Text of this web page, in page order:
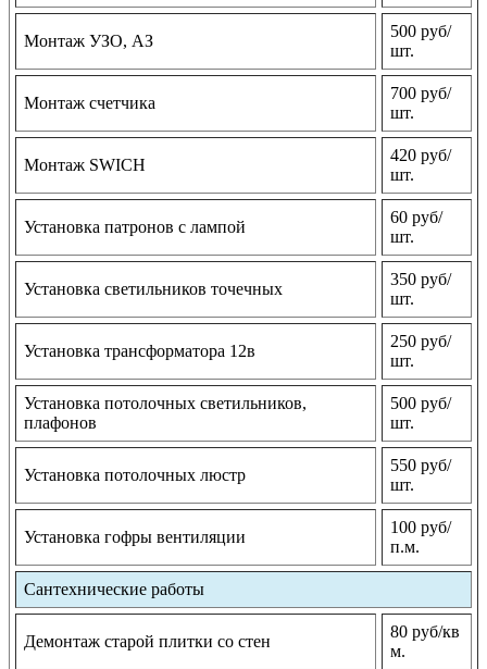
Монтаж УЗО, АЗ
500 руб/
шт.
Монтаж счетчика
700 руб/
шт.
Монтаж SWICH
420 руб/
шт.
Установка патронов с лампой
60 руб/
шт.
Установка светильников точечных
350 руб/
шт.
Установка трансформатора 12в
250 руб/
шт.
Установка потолочных светильников,
плафонов
500 руб/
шт.
Установка потолочных люстр
550 руб/
шт.
Установка гофры вентиляции
100 руб/
п.м.
Сантехнические работы
Демонтаж старой плитки со стен
80 руб/кв
м.